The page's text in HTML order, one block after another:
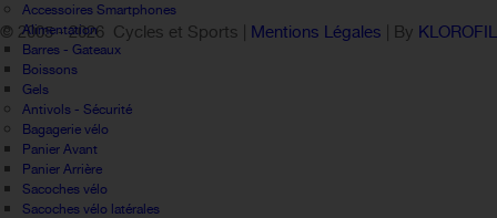
Accessoires Smartphones
Alimentation
Barres - Gateaux
Boissons
Gels
Antivols - Sécurité
Bagagerie vélo
Panier Avant
Panier Arrière
Sacoches vélo
Sacoches vélo latérales
© 2005 -2026 Cycles et Sports | Mentions Légales | By